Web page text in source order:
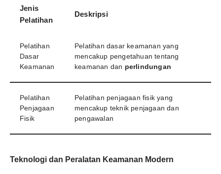
Jenis
Pelatihan
Deskripsi
Pelatihan
Dasar
Keamanan
Pelatihan dasar keamanan yang
mencakup pengetahuan tentang
keamanan dan perlindungan
Pelatihan
Penjagaan
Fisik
Pelatihan penjagaan fisik yang
mencakup teknik penjagaan dan
pengawalan
Teknologi dan Peralatan Keamanan Modern